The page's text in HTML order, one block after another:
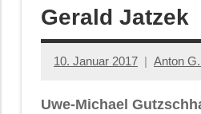
Gerald Jatzek
10. Januar 2017 Anton
Uwe-Michael